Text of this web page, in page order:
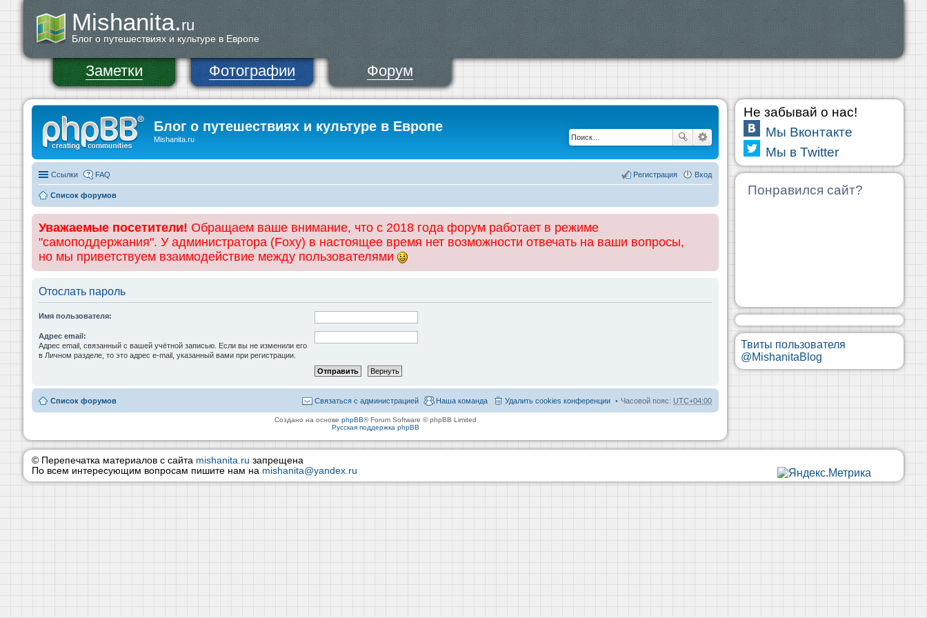
Mishanita.ru
Блог о путешествиях и культуре в Европе
Заметки Фотографии Форум
Блог о путешествиях и культуре в Европе
Mishanita.ru
Ссылки FAQ Вход
Регистрация
Список форумов
Уважаемые посетители! Обращаем ваше внимание, что с 2018 года форум работает в режиме
"самоподдержания". У администратора (Foxy) в настоящее время нет возможности отвечать на ваши вопросы,
но мы приветствуем взаимодействие между пользователями
Отослать пароль
Имя пользователя:
Адрес email:
Адрес email, связанный с вашей учётной записью. Если вы не изменили его
в Личном разделе, то это адрес e-mail, указанный вами при регистрации.
Список форумов Часовой пояс: UTC+04:00
Удалить cookies конференции
Наша команда
Связаться с администрацией
Создано на основе phpBB® Forum Software © phpBB Limited
Русская поддержка phpBB
Не забывай о нас!
Мы Вконтакте
Мы в Twitter
Понравился сайт?
Твиты пользователя
@MishanitaBlog
© Перепечатка материалов с сайта mishanita.ru запрещена
По всем интересующим вопросам пишите нам на mishanita@yandex.ru